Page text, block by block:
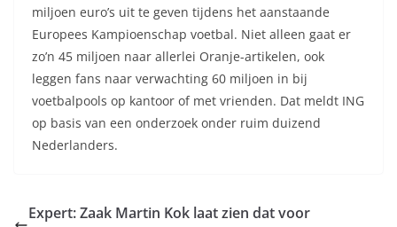
miljoen euro’s uit te geven tijdens het aanstaande
Europees Kampioenschap voetbal. Niet alleen gaat er
zo’n 45 miljoen naar allerlei Oranje-artikelen, ook
leggen fans naar verwachting 60 miljoen in bij
voetbalpools op kantoor of met vrienden. Dat meldt ING
op basis van een onderzoek onder ruim duizend
Nederlanders.
Expert: Zaak Martin Kok laat zien dat voor